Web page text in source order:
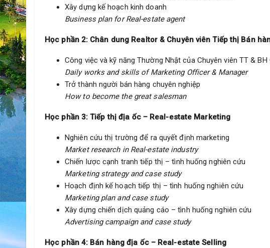
Xây dựng kế hoạch kinh doanh
Business plan for Real-estate agent
Học phần 2: Chân dung Realtor & Chuyên viên Tiếp thị Bán
Công việc và kỹ năng Thường Nhật của Chuyên viên TT &
Daily works and skills of Marketing Officer & Manager
Trở thành người bán hàng chuyên nghiệp
How to become the great salesman
Học phần 3: Tiếp thị địa ốc – Real-estate Marketing
Nghiên cứu thị trường để ra quyết định marketing
Market research in Real-estate industry
Chiến lược cạnh tranh tiếp thị – tình huống nghiên cứu
Marketing strategy and case study
Hoạch định kế hoạch tiếp thị – tình huống nghiên cứu
Marketing plan and case study
Xây dựng chiến dịch quảng cáo – tình huống nghiên cứu
Advertising campaign and case study
Học phần 4: Bán hàng địa ốc – Real-estate Selling